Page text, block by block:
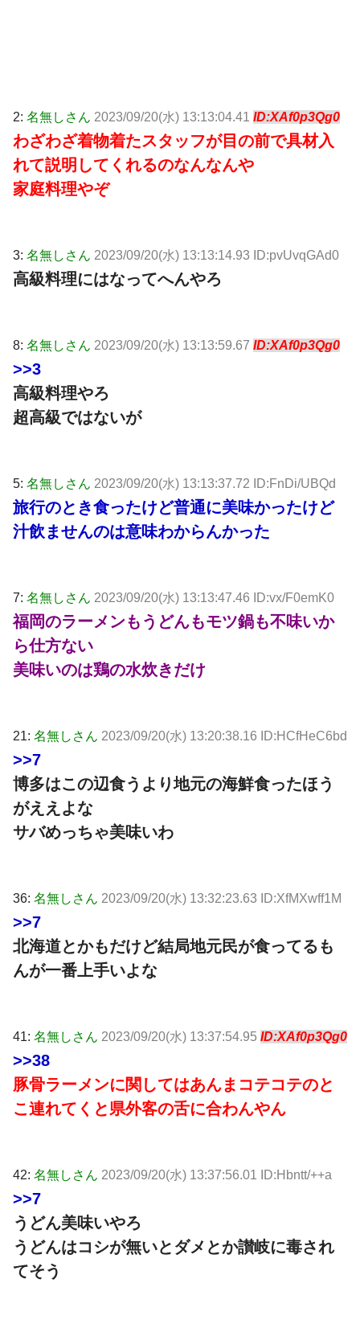
2: 名無しさん 2023/09/20(水) 13:13:04.41 ID:XAf0p3Qg0
わざわざ着物着たスタッフが目の前で具材入
れて説明してくれるのなんなんや
家庭料理やぞ
3: 名無しさん 2023/09/20(水) 13:13:14.93 ID:pvUvqGAd0
高級料理にはなってへんやろ
8: 名無しさん 2023/09/20(水) 13:13:59.67 ID:XAf0p3Qg0
>>3
高級料理やろ
超高級ではないが
5: 名無しさん 2023/09/20(水) 13:13:37.72 ID:FnDi/UBQd
旅行のとき食ったけど普通に美味かったけど
汁飲ませんのは意味わからんかった
7: 名無しさん 2023/09/20(水) 13:13:47.46 ID:vx/F0emK0
福岡のラーメンもうどんもモツ鍋も不味いか
ら仕方ない
美味いのは鶏の水炊きだけ
21: 名無しさん 2023/09/20(水) 13:20:38.16 ID:HCfHeC6bd
>>7
博多はこの辺食うより地元の海鮮食ったほう
がええよな
サバめっちゃ美味いわ
36: 名無しさん 2023/09/20(水) 13:32:23.63 ID:XfMXwff1M
>>7
北海道とかもだけど結局地元民が食ってるも
んが一番上手いよな
41: 名無しさん 2023/09/20(水) 13:37:54.95 ID:XAf0p3Qg0
>>38
豚骨ラーメンに関してはあんまコテコテのと
こ連れてくと県外客の舌に合わんやん
42: 名無しさん 2023/09/20(水) 13:37:56.01 ID:Hbntt/++a
>>7
うどん美味いやろ
うどんはコシが無いとダメとか讃岐に毒され
てそう